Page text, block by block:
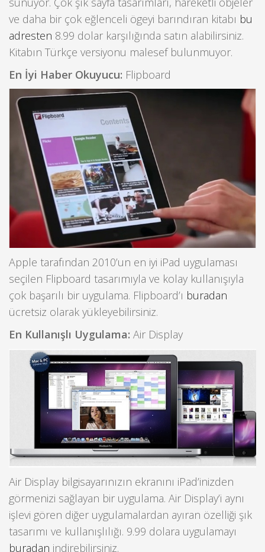
ve daha bir çok eğlenceli ögeyi barındıran kitabı bu
adresten 8.99 dolar karşılığında satın alabilirsiniz.
Kitabın Türkçe versiyonu malesef bulunmuyor.
En İyi Haber Okuyucu: Flipboard
Apple tarafından 2010’un en iyi iPad uygulaması
seçilen Flipboard tasarımıyla ve kolay kullanışıyla
çok başarılı bir uygulama. Flipboard’ı buradan
ücretsiz olarak yükleyebilirsiniz.
En Kullanışlı Uygulama: Air Display
Air Display bilgisayarınızın ekranını iPad’inizden
görmenizi sağlayan bir uygulama. Air Display’i aynı
işlevi gören diğer uygulamalardan ayıran özelliği şık
tasarımı ve kullanışlılığı. 9.99 dolara uygulamayı
buradan indirebilirsiniz.